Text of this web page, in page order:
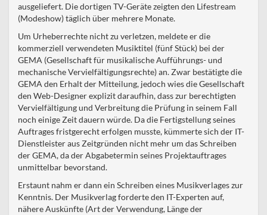
ausgeliefert. Die dortigen TV-Geräte zeigten den Lifestream
(Modeshow) täglich über mehrere Monate.
Um Urheberrechte nicht zu verletzen, meldete er die
kommerziell verwendeten Musiktitel (fünf Stück) bei der
GEMA (Gesellschaft für musikalische Aufführungs- und
mechanische Vervielfältigungsrechte) an. Zwar bestätigte die
GEMA den Erhalt der Mitteilung, jedoch wies die Gesellschaft
den Web-Designer explizit daraufhin, dass zur berechtigten
Vervielfältigung und Verbreitung die Prüfung in seinem Fall
noch einige Zeit dauern würde. Da die Fertigstellung seines
Auftrages fristgerecht erfolgen musste, kümmerte sich der IT-
Dienstleister aus Zeitgründen nicht mehr um das Schreiben
der GEMA, da der Abgabetermin seines Projektauftrages
unmittelbar bevorstand.
Erstaunt nahm er dann ein Schreiben eines Musikverlages zur
Kenntnis. Der Musikverlag forderte den IT-Experten auf,
nähere Auskünfte (Art der Verwendung, Länge der